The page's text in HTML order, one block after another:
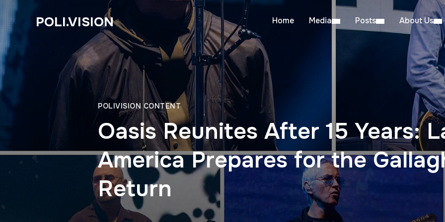
POLI.VISION Home Media Posts About Us
POLIVISION CONTENT
Oasis Reunites After 15 Years:
America Prepares for the
Return